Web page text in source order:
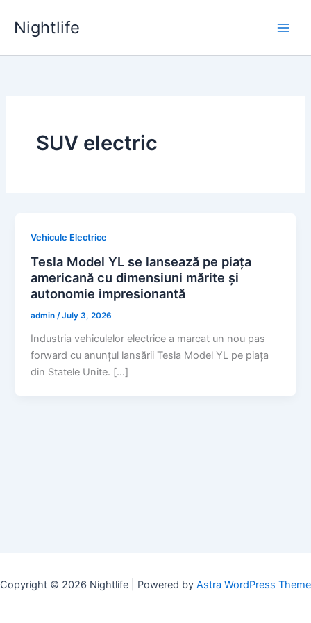
content
Nightlife
SUV electric
Vehicule Electrice
Tesla Model YL se lansează pe piața
americană cu dimensiuni mărite și
autonomie impresionantă
admin/July 3, 2026
Industria vehiculelor electrice a marcat un nou pas
forward cu anunțul lansării Tesla Model YL pe piața
din Statele Unite. […]
Copyright © 2026 Nightlife | Powered by Astra WordPress Theme